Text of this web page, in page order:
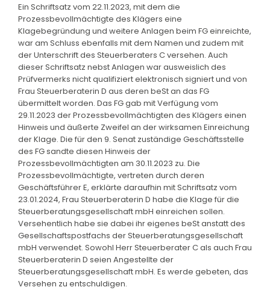
Ein Schriftsatz vom 22.11.2023, mit dem die
Prozessbevollmächtigte des Klägers eine
Klagebegründung und weitere Anlagen beim FG einreichte,
war am Schluss ebenfalls mit dem Namen und zudem mit
der Unterschrift des Steuerberaters C versehen. Auch
dieser Schriftsatz nebst Anlagen war ausweislich des
Prüfvermerks nicht qualifiziert elektronisch signiert und von
Frau Steuerberaterin D aus deren beSt an das FG
übermittelt worden. Das FG gab mit Verfügung vom
29.11.2023 der Prozessbevollmächtigten des Klägers einen
Hinweis und äußerte Zweifel an der wirksamen Einreichung
der Klage. Die für den 9. Senat zuständige Geschäftsstelle
des FG sandte diesen Hinweis der
Prozessbevollmächtigten am 30.11.2023 zu. Die
Prozessbevollmächtigte, vertreten durch deren
Geschäftsführer E, erklärte daraufhin mit Schriftsatz vom
23.01.2024, Frau Steuerberaterin D habe die Klage für die
Steuerberatungsgesellschaft mbH einreichen sollen.
Versehentlich habe sie dabei ihr eigenes beSt anstatt des
Gesellschaftspostfachs der Steuerberatungsgesellschaft
mbH verwendet. Sowohl Herr Steuerberater C als auch Frau
Steuerberaterin D seien Angestellte der
Steuerberatungsgesellschaft mbH. Es werde gebeten, das
Versehen zu entschuldigen.